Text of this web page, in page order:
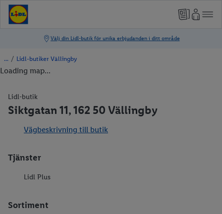
/ Lidl-butiker Vällingby
Loading map...
Lidl-butik
Siktgatan 11, 162 50 Vällingby
Vägbeskrivning till butik
Tjänster
Lidl Plus
Sortiment